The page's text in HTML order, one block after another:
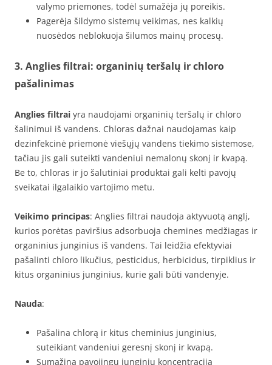
valymo priemones, todėl sumažėja jų poreikis.
Pagerėja šildymo sistemų veikimas, nes kalkių
nuosėdos neblokuoja šilumos mainų procesų.
3. Anglies filtrai: organinių teršalų ir chloro
pašalinimas
Anglies filtrai yra naudojami organinių teršalų ir chloro
šalinimui iš vandens. Chloras dažnai naudojamas kaip
dezinfekcinė priemonė viešųjų vandens tiekimo sistemose,
tačiau jis gali suteikti vandeniui nemalonų skonį ir kvapą.
Be to, chloras ir jo šalutiniai produktai gali kelti pavojų
sveikatai ilgalaikio vartojimo metu.
Veikimo principas: Anglies filtrai naudoja aktyvuotą anglį,
kurios porėtas paviršius adsorbuoja chemines medžiagas ir
organinius junginius iš vandens. Tai leidžia efektyviai
pašalinti chloro likučius, pesticidus, herbicidus, tirpiklius ir
kitus organinius junginius, kurie gali būti vandenyje.
Nauda:
Pašalina chlorą ir kitus cheminius junginius,
suteikiant vandeniui geresnį skonį ir kvapą.
Sumažina pavojingų junginių koncentraciją